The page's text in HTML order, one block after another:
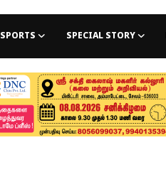
SPORTS SPECIAL STORY